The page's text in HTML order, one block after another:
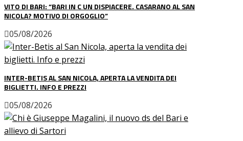
VITO DI BARI: “BARI IN C UN DISPIACERE. CASARANO AL SAN
NICOLA? MOTIVO DI ORGOGLIO”
05/08/2026
INTER-BETIS AL SAN NICOLA, APERTA LA VENDITA DEI
BIGLIETTI. INFO E PREZZI
05/08/2026